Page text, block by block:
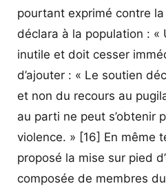
pourtant exprimé contre
déclara à la population : «
inutile et doit cesser
d’ajouter : « Le soutien
et non du recours au
au parti ne peut s’obtenir
violence. » [16] En même
proposé la mise sur pied
composée de membres